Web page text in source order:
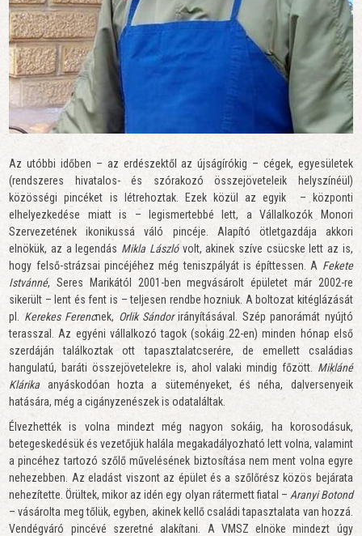
Az utóbbi időben – az erdészektől az újságírókig – cégek, egyesületek
(rendszeres hivatalos- és szórakozó összejöveteleik helyszínéül)
közösségi pincéket is létrehoztak. Ezek közül az egyik – központi
elhelyezkedése miatt is – legismertebbé lett, a Vállalkozók Monori
Szervezetének ikonikussá váló pincéje. Alapító ötletgazdája akkori
elnökük, az a legendás Mikla Lászlóvolt, akinek szíve csücske lett az is,
hogy felső-strázsai pincéjéhez még teniszpályát is építtessen. A Fekete
Istvánné, Seres Marikától 2001-ben megvásárolt épületet már 2002-re
sikerült – lent és fent is – teljesen rendbe hozniuk. A boltozat kitéglázását
pl. Kerekes Ferencnek, Orlik Sándorirányításával. Szép panorámát nyújtó
terasszal. Az egyéni vállalkozó tagok (sokáig 22-en) minden hónap első
szerdáján találkoztak ott tapasztalatcserére, de emellett családias
hangulatú, baráti összejövetelekre is, ahol valaki mindig főzött. Mikláné
Klárika anyáskodóan hozta a süteményeket, és néha, dalversenyeik
hatására, még a cigányzenészek is odataláltak.
Élvezhették is volna mindezt még nagyon sokáig, ha korosodásuk,
betegeskedésük és vezetőjük halála megakadályozható lett volna, valamint
a pincéhez tartozó szőlő művelésének biztosítása nem ment volna egyre
nehezebben. Az eladást viszont az épület és a szőlőrész közös bejárata
nehezítette. Örültek, mikor az idén egy olyan rátermett fiatal – Aranyi Botond
– vásárolta meg tőlük, egyben, akinek kellő családi tapasztalata van hozzá.
Vendégváró pincévé szeretné alakítani. A VMSZ elnöke mindezt úgy